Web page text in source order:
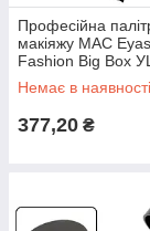
Професійна
макіяжу MAC
Fashion Big Box
Немає в наявності
377,20 ₴